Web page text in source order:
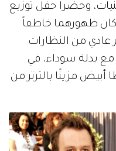
وحضرا حفل توزيع
الأوسكار معاً في 1996، وكان ظهورهما خاطفاً
عادي من النظارات
بدلة سوداء، في
أبيض مزينًا بالترتر من